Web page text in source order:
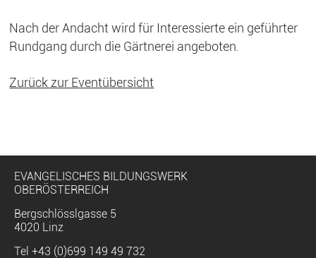
Nach der Andacht wird für Interessierte ein geführter
Rundgang durch die Gärtnerei angeboten.
Zurück zur Eventübersicht
EVANGELISCHES BILDUNGSWERK
OBERÖSTERREICH
Bergschlösslgasse 5
4020 Linz
Tel +43 (0)699 149 49 732